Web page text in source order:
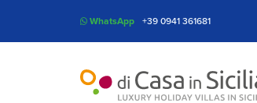
WhatsApp +39 0941 361681